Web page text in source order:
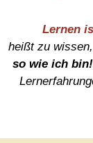
Lernen
heißt zu
so wie ich bin!